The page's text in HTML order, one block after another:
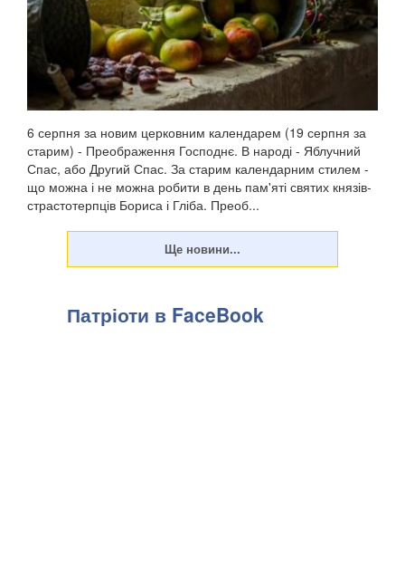
6 серпня за новим церковним календарем (19 серпня за
старим) - Преображення Господнє. В народі - Яблучний
Спас, або Другий Спас. За старим календарним стилем -
що можна і не можна робити в день пам'яті святих князів-
страстотерпців Бориса і Гліба. Преоб...
Патріоти в FaceBook